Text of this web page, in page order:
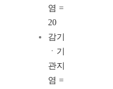
염 =
20
감기
ㆍ기
관지
염 =